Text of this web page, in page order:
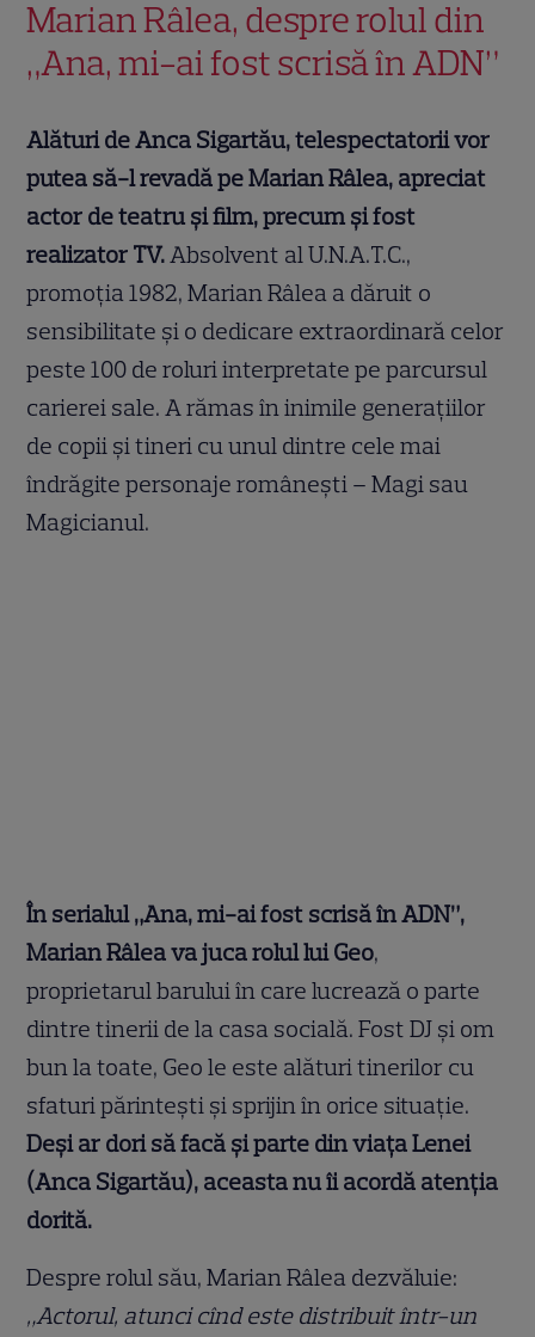
Marian Râlea, despre rolul din
„Ana, mi-ai fost scrisă în ADN”
Alături de Anca Sigartău, telespectatorii vor
putea să-l revadă pe Marian Râlea, apreciat
actor de teatru și film, precum și fost
realizator TV. Absolvent al U.N.A.T.C.,
promoția 1982, Marian Râlea a dăruit o
sensibilitate și o dedicare extraordinară celor
peste 100 de roluri interpretate pe parcursul
carierei sale. A rămas în inimile generațiilor
de copii și tineri cu unul dintre cele mai
îndrăgite personaje românești – Magi sau
Magicianul.
În serialul „Ana, mi-ai fost scrisă în ADN”,
Marian Râlea va juca rolul lui Geo,
proprietarul barului în care lucrează o parte
dintre tinerii de la casa socială. Fost DJ și om
bun la toate, Geo le este alături tinerilor cu
sfaturi părintești și sprijin în orice situație.
Deși ar dori să facă și parte din viața Lenei
(Anca Sigartău), aceasta nu îi acordă atenția
dorită.
Despre rolul său, Marian Râlea dezvăluie:
„Actorul, atunci cînd este distribuit într-un